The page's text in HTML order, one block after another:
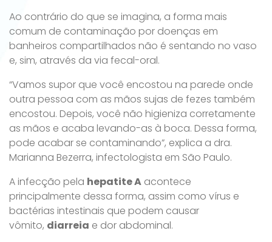
Ao contrário do que se imagina, a forma mais
comum de contaminação por doenças em
banheiros compartilhados não é sentando no vaso
e, sim, através da via fecal-oral.
“Vamos supor que você encostou na parede onde
outra pessoa com as mãos sujas de fezes também
encostou. Depois, você não higieniza corretamente
as mãos e acaba levando-as à boca. Dessa forma,
pode acabar se contaminando”, explica a dra.
Marianna Bezerra, infectologista em São Paulo.
A infecção pela hepatite A acontece
principalmente dessa forma, assim como vírus e
bactérias intestinais que podem causar
vômito, diarreia e dor abdominal.